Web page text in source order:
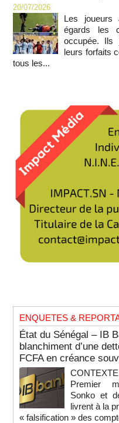
20/07/2026
Les joueurs
égards les
occupée. Ils
leurs forfaits
tous les...
ENQUETES &
État du Sénégal – IB
blanchiment d’une
FCFA en créance
Premier
Sonko et
livrent à la
« falsification » des